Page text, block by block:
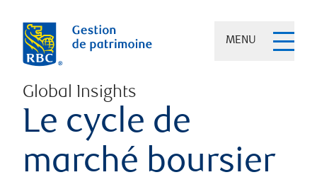
MENU
Global Insights
Le cycle de
marché boursier